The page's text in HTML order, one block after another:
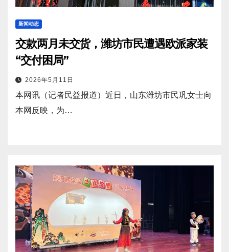
新闻动态
交款两月未交货，潍坊市民遭遇欧派家装
“交付困局”
2026年5月11日
本网讯（记者民益报道）近日，山东潍坊市民巩女士向
本网反映，为…